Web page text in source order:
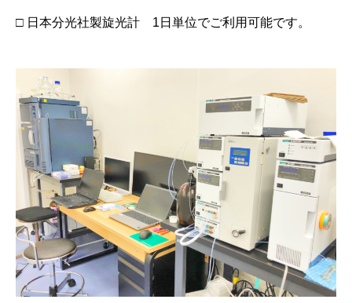
□ 日本分光社製旋光計 1日単位でご利用可能です。